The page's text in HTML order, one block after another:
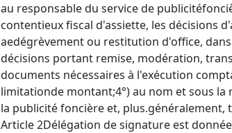
au responsable du service de
contentieux fiscal d'assiette, les décisions
aedégrèvement ou restitution d'office,
décisions portant remise, modération,
documents nécessaires à l'exécution
limitationde montant;4°) au nom et sous
la publicité foncière et,
Article 2Délégation de signature est